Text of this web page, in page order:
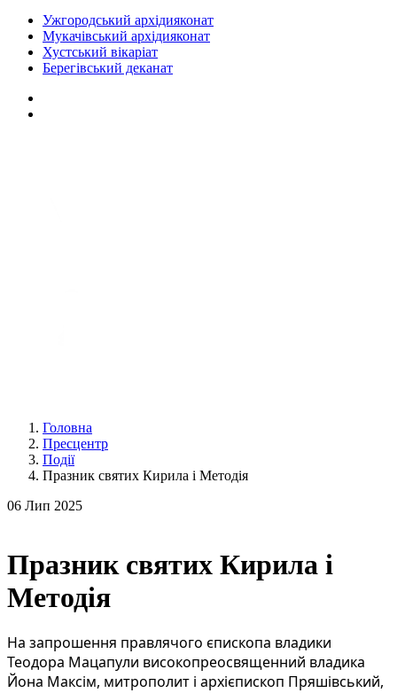
Ужгородський архідияконат
Мукачівський архідияконат
Хустський вікаріат
Берегівський деканат
Головна
Пресцентр
Події
Празник святих Кирила і Методія
06 Лип 2025
Празник святих Кирила і
Методія
На запрошення правлячого єпископа владики
Теодора Мацапули високопреосвященний владика
Йона Максім, митрополит і архієпископ Пряшівський,